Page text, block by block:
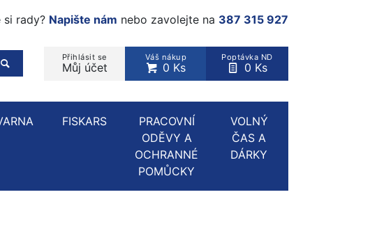
si rady? Napište nám nebo zavolejte na 387 315 927
Přihlásit se
Můj účet
Váš nákup
0 Ks
Poptávka ND
0 Ks
Hledaný produkt, kategorie...
FISKARS
PRACOVNÍ
ODĚVY A
OCHRANNÉ
POMŮCKY
VOLNÝ
ČAS A
DÁRKY